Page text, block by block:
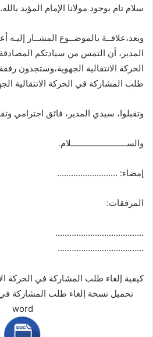
سلام تام بوجود مولانا الإمام المؤيد بالله.
وبعد،علاقــة بالموضــوع المشــار
المدير، أن التمس من سيادتكم
الحركة الانتقالية الجهوية،وستجدون
طلب المشاركة في الحركة الانتقالية
وتقبلوا، سيدي المدير، فائق احترامي
والســــــــــــــــــــــــلام.
إمضاء: ……………………..
المرفقات:
………………………………..
……………………………….
كيفية إلغاء طلب المشاركة في الحركة
تحميل نسخة إلغاء طلب المشاركة في
word